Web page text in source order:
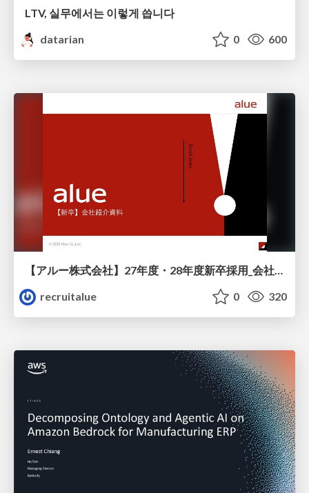
LTV, 실무에서는 이렇게 씁니다
datarian
0 600
recruitalue
0 320